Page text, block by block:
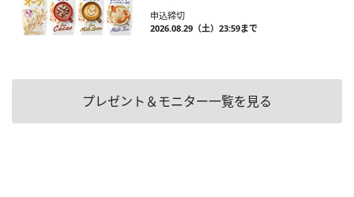
申込締切
2026.08.29（土）23:59まで
プレゼント＆モニター一覧を見る